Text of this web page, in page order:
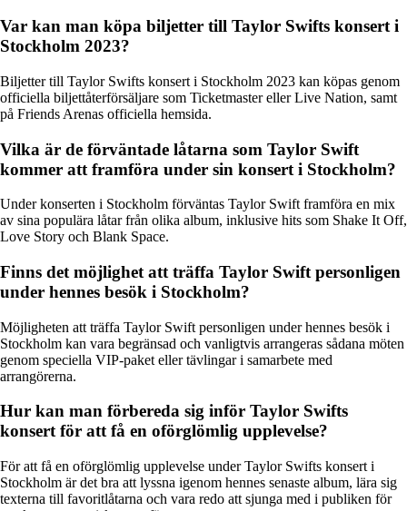
Var kan man köpa biljetter till Taylor Swifts konsert i
Stockholm 2023?
Biljetter till Taylor Swifts konsert i Stockholm 2023 kan köpas genom
officiella biljettåterförsäljare som Ticketmaster eller Live Nation, samt
på Friends Arenas officiella hemsida.
Vilka är de förväntade låtarna som Taylor Swift
kommer att framföra under sin konsert i Stockholm?
Under konserten i Stockholm förväntas Taylor Swift framföra en mix
av sina populära låtar från olika album, inklusive hits som Shake It Off,
Love Story och Blank Space.
Finns det möjlighet att träffa Taylor Swift personligen
under hennes besök i Stockholm?
Möjligheten att träffa Taylor Swift personligen under hennes besök i
Stockholm kan vara begränsad och vanligtvis arrangeras sådana möten
genom speciella VIP-paket eller tävlingar i samarbete med
arrangörerna.
Hur kan man förbereda sig inför Taylor Swifts
konsert för att få en oförglömlig upplevelse?
För att få en oförglömlig upplevelse under Taylor Swifts konsert i
Stockholm är det bra att lyssna igenom hennes senaste album, lära sig
texterna till favoritlåtarna och vara redo att sjunga med i publiken för